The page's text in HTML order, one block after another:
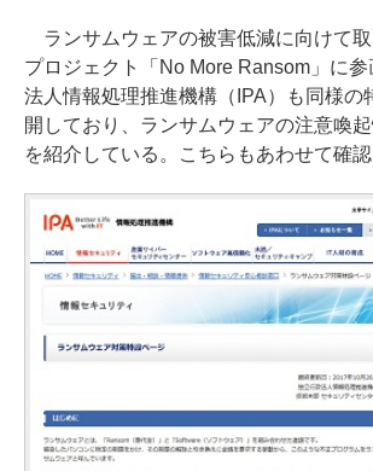
ランサムウェアの被害低減に向けて
プロジェクト「No More Ransom」に
法人情報処理推進機構（IPA）も同様の
開しており、ランサムウェアの注意喚
を紹介している。こちらもあわせて確認